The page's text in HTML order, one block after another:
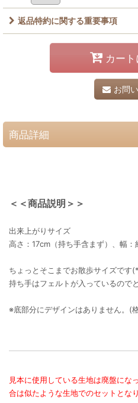
返品特約に関する重要事項
カー
お問
商品詳細
＜＜商品説明＞＞
出来上がりサイズ
高さ：17cm（持ち手含まず）、幅
ちょっとそこまでお散歩サイズです
持ち手はフェルトが入っているので
※底部分にデザインはありません。(
見本に使用している生地は廃盤にな
合は似たような生地でのセットとなり